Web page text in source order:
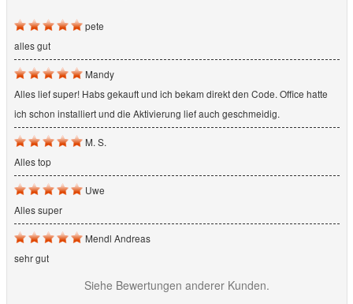
pete
alles gut
Mandy
Alles lief super! Habs gekauft und ich bekam direkt den Code. Office hatte
ich schon installiert und die Aktivierung lief auch geschmeidig.
M. S.
Alles top
Uwe
Alles super
Mendl Andreas
sehr gut
Siehe Bewertungen anderer Kunden.